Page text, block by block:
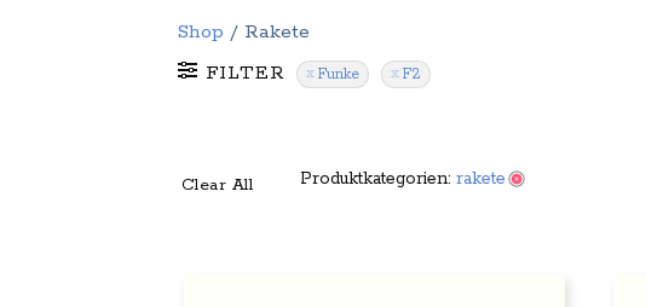
Shop / Rakete
FILTER
Funke F2
Clear All Produktkategorien: rakete